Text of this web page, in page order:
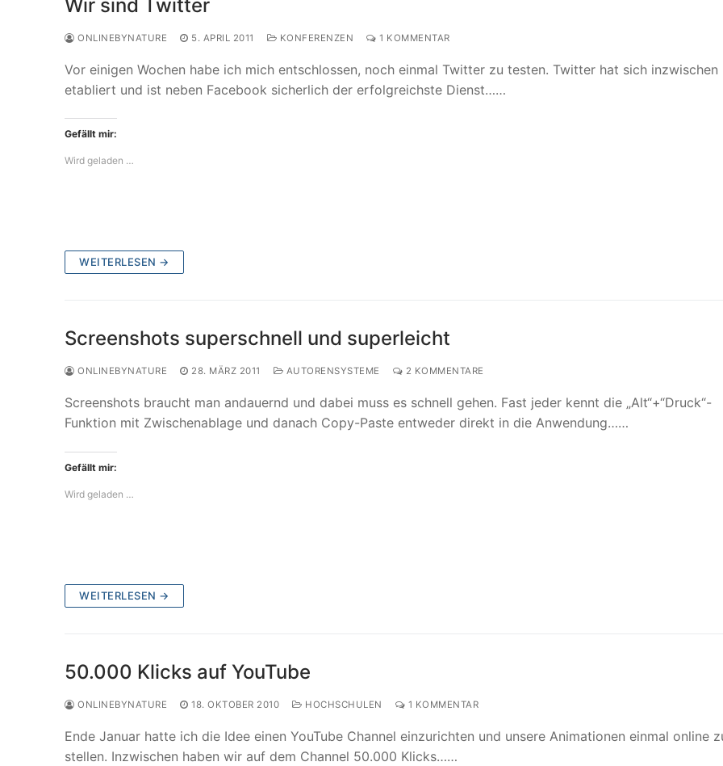
Wir sind Twitter
ONLINEBYNATURE 5. APRIL 2011 KONFERENZEN 1 KOMMENTAR
Vor einigen Wochen habe ich mich entschlossen, noch einmal Twitter zu testen. Twitter hat sich inzwischen
etabliert und ist neben Facebook sicherlich der erfolgreichste Dienst……
Gefällt mir:
Wird geladen …
WEITERLESEN →
Screenshots superschnell und superleicht
ONLINEBYNATURE 28. MÄRZ 2011 AUTORENSYSTEME 2 KOMMENTARE
Screenshots braucht man andauernd und dabei muss es schnell gehen. Fast jeder kennt die „Alt“+“Druck“-
Funktion mit Zwischenablage und danach Copy-Paste entweder direkt in die Anwendung……
Gefällt mir:
Wird geladen …
WEITERLESEN →
50.000 Klicks auf YouTube
ONLINEBYNATURE 18. OKTOBER 2010 HOCHSCHULEN 1 KOMMENTAR
Ende Januar hatte ich die Idee einen YouTube Channel einzurichten und unsere Animationen einmal online
stellen. Inzwischen haben wir auf dem Channel 50.000 Klicks……